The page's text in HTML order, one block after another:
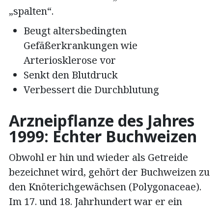
„spalten“.
Beugt altersbedingten
Gefäßerkrankungen wie
Arteriosklerose vor
Senkt den Blutdruck
Verbessert die Durchblutung
Arzneipflanze des Jahres
1999: Echter Buchweizen
Obwohl er hin und wieder als Getreide
bezeichnet wird, gehört der Buchweizen zu
den Knöterichgewächsen (Polygonaceae).
Im 17. und 18. Jahrhundert war er ein